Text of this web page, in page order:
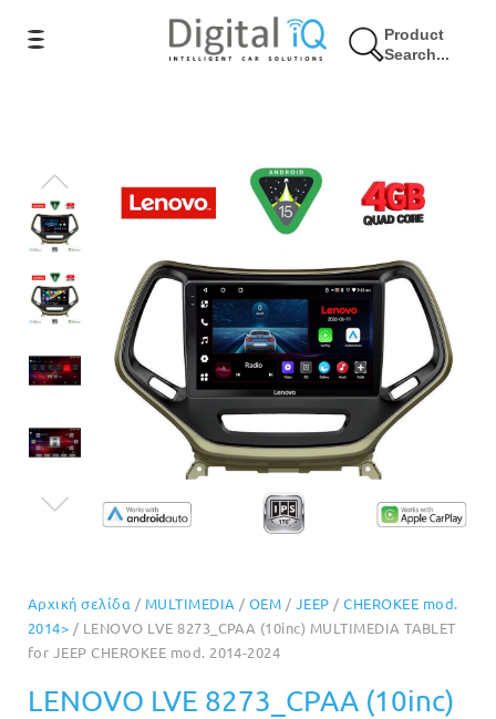
Product
Search...
11% Έκπτωση
Αρχική σελίδα / MULTIMEDIA / OEM / JEEP /CHEROKEE mod.
2014> / LENOVO LVE 8273_CPAA (10inc) MULTIMEDIA TABLET
for JEEP CHEROKEE mod. 2014-2024
LENOVO LVE 8273_CPAA (10inc)